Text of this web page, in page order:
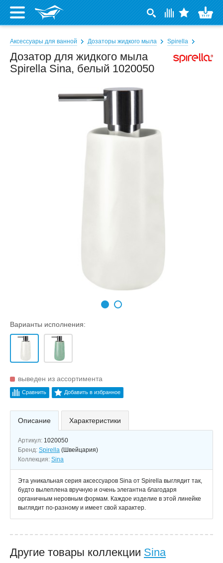
Аксессуары для ванной Дозаторы жидкого мыла Spirella
Дозатор для жидкого мыла
Spirella Sina, белый 1020050
Варианты исполнения:
выведен из ассортимента
Сравнить Добавить в избранное
Описание Характеристики
Артикул: 1020050
Бренд: Spirella (Швейцария)
Коллекция: Sina
Эта уникальная серия аксессуаров Sina от Spirella выглядит так,
будто вылеплена вручную и очень элегантна благодаря
органичным неровным формам. Каждое изделие в этой линейке
выглядит по-разному и имеет свой характер.
Другие товары коллекции Sina